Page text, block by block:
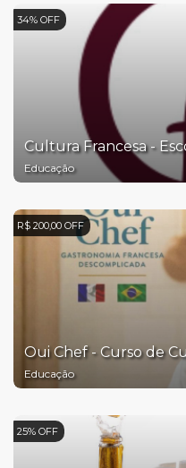
34% OFF
Cultura Francesa -
Educação
R$ 200,00 OFF
Oui Chef - Curso de
Educação
25% OFF